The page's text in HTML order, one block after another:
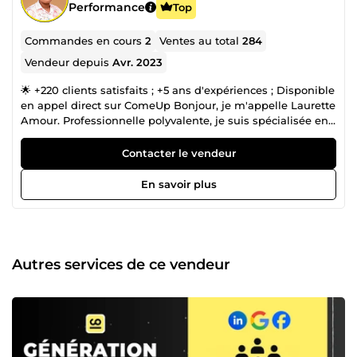
Performance Top
Commandes en cours2 Ventes au total284
Vendeur depuisAvr. 2023
🌟 +220 clients satisfaits ; +5 ans d'expériences ; Disponible
en appel direct sur ComeUp Bonjour, je m'appelle Laurette
Amour. Professionnelle polyvalente, je suis spécialisée en
marketing digital, design graphique, mise en page et
analyse de données. Je mets mon expertise à votre service
pour transformer vos idées en véritables réussites. 👉
Marketing Digital &amp; Stratégie ✅ Tunnels de vente
&amp; Pages de conversion : Conception, optimisation et
vente, séquences d'e-mails, et contenus persuasifs
adaptés à vos besoins. 👉 Business Plans &amp; Finances
prévisions financières pour la levée de fonds. ✅
Accompagnement Startup : Création de documents de
présentation, montage financier. 👉 Design Graphique
Contacter le vendeur
En savoir plus
Autres services de ce vendeur